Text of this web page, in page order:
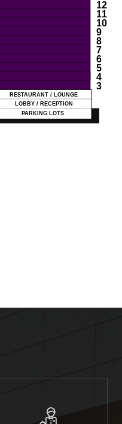
3
4
5
6
7
8
9
10
11
12
RESTAURANT / LOUNGE
LOBBY / RECEPTION
PARKING LOTS